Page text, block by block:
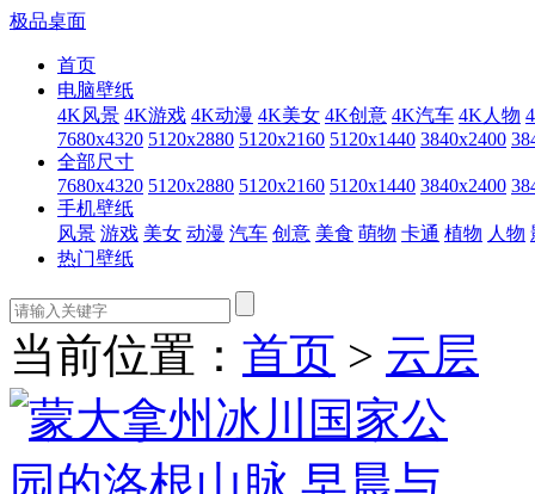
极品桌面
首页
电脑壁纸
4K风景 4K游戏 4K动漫 4K美女 4K创意 4K汽车 4K人物
7680x4320 5120x2880 5120x2160 5120x1440 3840x2400
全部尺寸
7680x4320 5120x2880 5120x2160 5120x1440 3840x2400
手机壁纸
风景 游戏 美女 动漫 汽车 创意 美食 萌物 卡通 植物 人物
热门壁纸
当前位置： 首页 > 云层